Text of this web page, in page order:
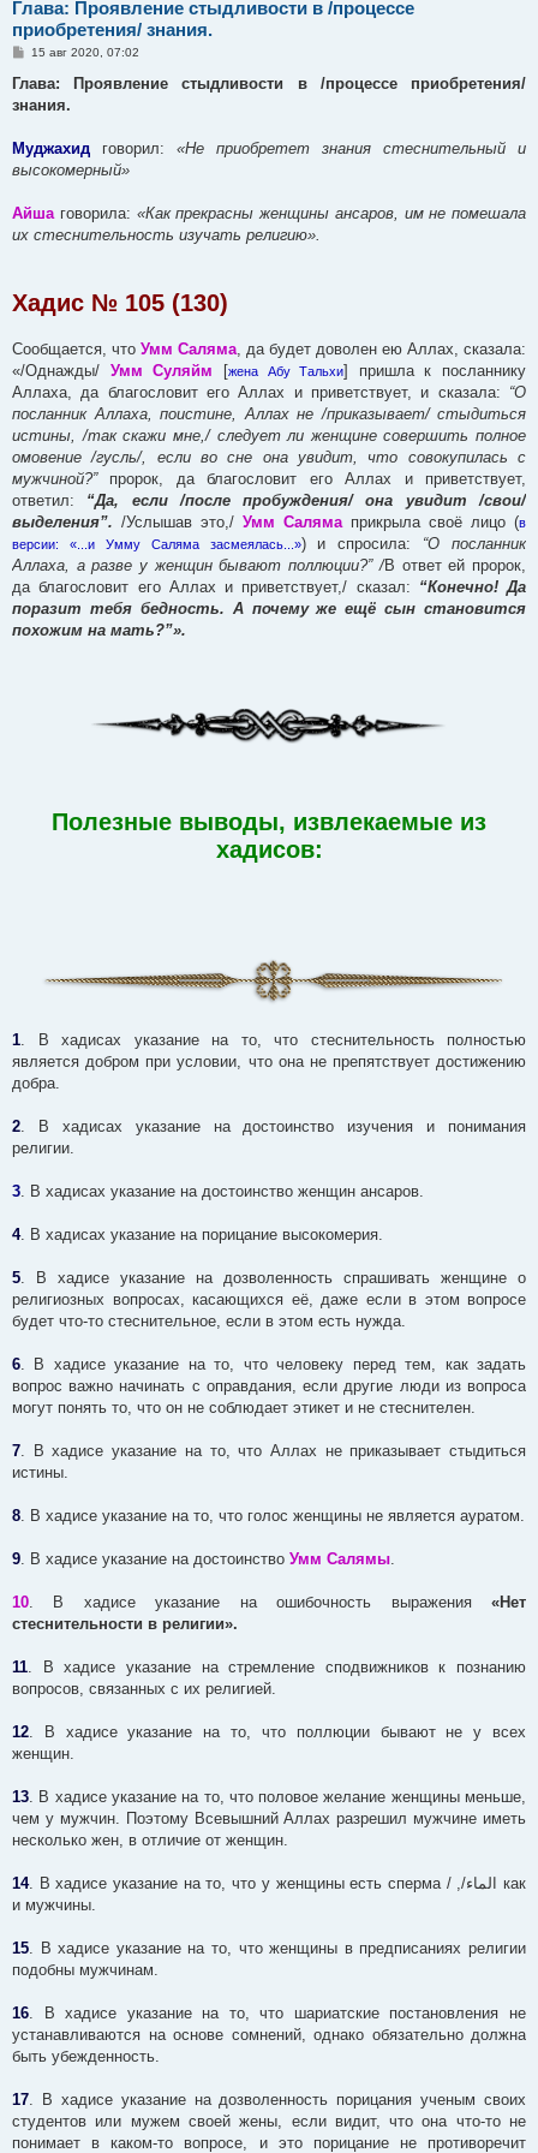
Глава: Проявление стыдливости в /процессе
приобретения/ знания.
С
о
щ
и
е
15 авг 2020, 07:02
Глава: Проявление стыдливости в /процессе приобретения/
знания.
Муджахид говорил: «Не приобретет знания стеснительный и
высокомерный»
Айшаговорила: «Как прекрасны женщины ансаров, им не помешала
их стеснительность изучать религию».
Хадис № 105 (130)
Сообщается, что Умм Саляма, да будет доволен ею Аллах, сказала:
«/Однажды/ Умм Суляйм [жена Абу Тальхи] пришла к посланнику
Аллаха, да благословит его Аллах и приветствует, и сказала: “О
посланник Аллаха, поистине, Аллах не /приказывает/ стыдиться
истины, /так скажи мне,/ следует ли женщине совершить полное
омовение /гусль/, если во сне она увидит, что совокупилась с
мужчиной?”пророк, да благословит его Аллах и приветствует,
ответил: “Да, если /после пробуждения/ она увидит /свои/
выделения”. /Услышав это,/ Умм Салямаприкрыла своё лицо (в
версии: «...и Умму Саляма засмеялась...») и спросила: “О посланник
Аллаха, а разве у женщин бывают поллюции?” /В ответ ей пророк,
да благословит его Аллах и приветствует,/ сказал: “Конечно! Да
поразит тебя бедность. А почему же ещё сын становится
похожим на мать?”».
Полезные выводы, извлекаемые из
хадисов:
1 . В хадисах указание на то, что стеснительность полностью
является добром при условии, что она не препятствует достижению
добра.
2 . В хадисах указание на достоинство изучения и понимания
религии.
3 . В хадисах указание на достоинство женщин ансаров.
4. В хадисах указание на порицание высокомерия.
5 . В хадисе указание на дозволенность спрашивать женщине о
религиозных вопросах, касающихся её, даже если в этом вопросе
будет что-то стеснительное, если в этом есть нужда.
6 . В хадисе указание на то, что человеку перед тем, как задать
вопрос важно начинать с оправдания, если другие люди из вопроса
могут понять то, что он не соблюдает этикет и не стеснителен.
7 . В хадисе указание на то, что Аллах не приказывает стыдиться
истины.
8 . В хадисе указание на то, что голос женщины не является ауратом.
9 . В хадисе указание на достоинство Умм Салямы
10 . В хадисе указание на ошибочность выражения «Нет
стеснительности в религии».
11 . В хадисе указание на стремление сподвижников к познанию
вопросов, связанных с их религией.
12 . В хадисе указание на то, что поллюции бывают не у всех
женщин.
13 . В хадисе указание на то, что половое желание женщины меньше,
чем у мужчин. Поэтому Всевышний Аллах разрешил мужчине иметь
несколько жен, в отличие от женщин.
14. В хадисе указание на то, что у женщины есть сперма / ,/الماء как
и мужчины.
15 . В хадисе указание на то, что женщины в предписаниях религии
подобны мужчинам.
16 . В хадисе указание на то, что шариатские постановления не
устанавливаются на основе сомнений, однако обязательно должна
быть убежденность.
17 . В хадисе указание на дозволенность порицания ученым своих
студентов или мужем своей жены, если видит, что она что-то не
понимает в каком-то вопросе, и это порицание не противоречит